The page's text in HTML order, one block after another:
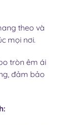
theo và
mọi nơi.
tròn êm ái
đảm bảo